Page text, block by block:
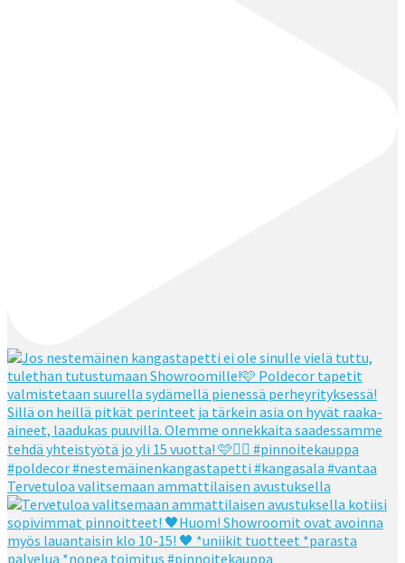
Tervetuloa valitsemaan ammattilaisen avustuksella